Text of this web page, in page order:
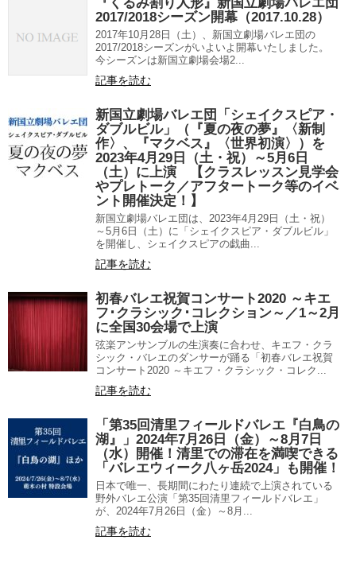
2017/2018シーズン開幕（2017.10.28）
2017年10月28日（土）、新国立劇場バレエ団の
2017/2018シーズンがいよいよ開幕いたしました。
今シーズンは新国立劇場会場2...
記事を読む
新国立劇場バレエ団「シェイクスピア・
ダブルビル」（『夏の夜の夢』〈新制
作〉、『マクベス』〈世界初演〉）を
2023年4月29日（土・祝）～5月6日
（土）に上演 【クラスレッスン見学会
やプレトーク／アフタートーク等のイベ
ント開催決定！】
新国立劇場バレエ団は、2023年4月29日（土・祝）
～5月6日（土）に「シェイクスピア・ダブルビル」
を開催し、シェイクスピアの戯曲...
記事を読む
初春バレエ祝賀コンサート2020 ～キエ
フ･クラシック･コレクション～／1～2月
に全国30会場で上演
弦楽アンサンブルの生演奏に合わせ、キエフ・クラ
シック・バレエのダンサーが踊る「初春バレエ祝賀
コンサート2020 ～キエフ・クラシック・コレク...
記事を読む
「第35回清里フィールドバレエ『白鳥の
湖』」2024年7月26日（金）～8月7日
（水）開催！清里での滞在を満喫できる
「バレエウィーク八ヶ岳2024」も開催！
⽇本で唯⼀、⻑期間にわたり連続で上演されている
野外バレエ公演「第35回清里フィールドバレエ」
が、2024年7月26日（金）～8月...
記事を読む